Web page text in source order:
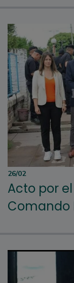
26/02
Acto por
Comando